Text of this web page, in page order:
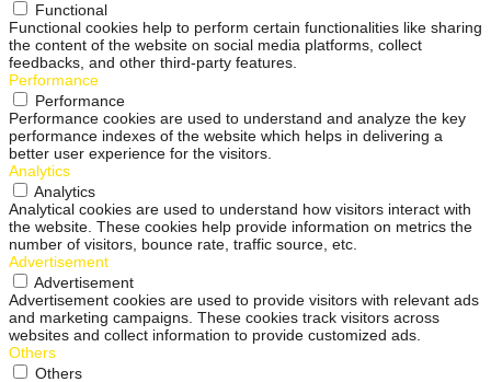
Functional
Functional cookies help to perform certain functionalities like sharing
the content of the website on social media platforms, collect
feedbacks, and other third-party features.
Performance
Performance
Performance cookies are used to understand and analyze the key
performance indexes of the website which helps in delivering a
better user experience for the visitors.
Analytics
Analytics
Analytical cookies are used to understand how visitors interact with
the website. These cookies help provide information on metrics the
number of visitors, bounce rate, traffic source, etc.
Advertisement
Advertisement
Advertisement cookies are used to provide visitors with relevant ads
and marketing campaigns. These cookies track visitors across
websites and collect information to provide customized ads.
Others
Others